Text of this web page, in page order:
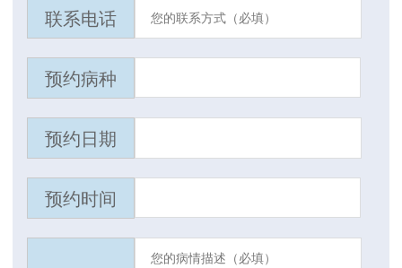
联系电话
预约病种
预约日期
预约时间